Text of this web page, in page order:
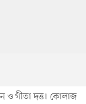
ও গীতা দত্ত। কোলাজ